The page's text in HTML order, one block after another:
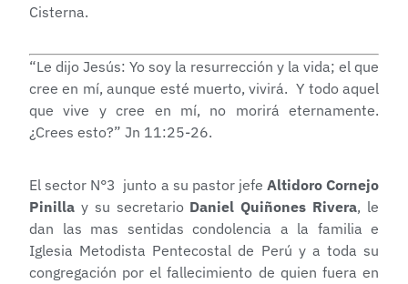
Cisterna.
“Le dijo Jesús: Yo soy la resurrección y la vida; el que
cree en mí, aunque esté muerto, vivirá. Y todo aquel
que vive y cree en mí, no morirá eternamente.
¿Crees esto?” Jn 11:25-26.
El sector N°3 junto a su pastor jefe Altidoro Cornejo
Pinilla y su secretario Daniel Quiñones Rivera, le
dan las mas sentidas condolencia a la familia e
Iglesia Metodista Pentecostal de Perú y a toda su
congregación por el fallecimiento de quien fuera en